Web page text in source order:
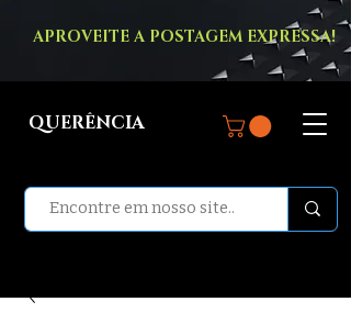
APROVEITE A POSTAGEM EXPRESSA!
QUERÊNCIA